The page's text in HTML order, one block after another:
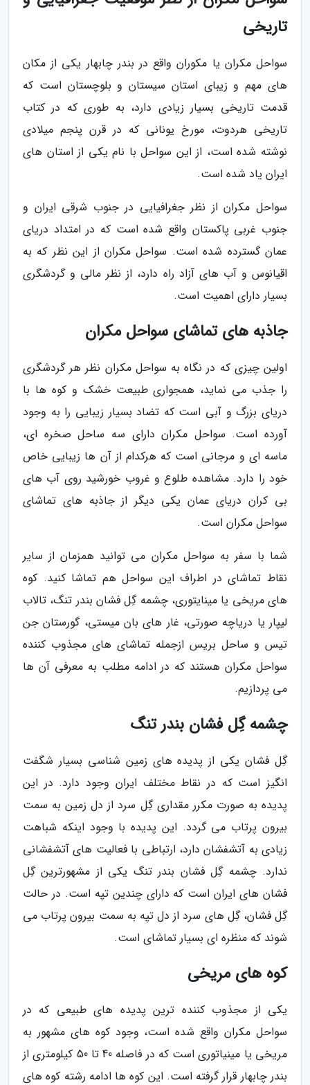
تاریخی
سواحل مکران یا مکوران واقع در بندر چابهار یکی از مکان
های مهم و زیبای استان سیستان و بلوچستان است که
قدمت تاریخی بسیار زیادی دارد، به طوری که در کتاب
تاریخی هردوت، مورخ یونانی که در قرن پنجم میلادی
نوشته شده است، از این سواحل با نام یکی از استان های
ایران یاد شده است.
سواحل مکران از نظر جغرافیایی در جنوب شرقی ایران و
جنوب غربی پاکستان واقع شده است که در امتداد دریای
عمان گسترده شده است. سواحل مکران از این نظر که به
اقیانوس و آب های آزاد راه دارد، از نظر مالی و گردشگری
بسیار دارای اهمیت است.
جاذبه های تماشای سواحل مکران
اولین چیزی که در نگاه به سواحل مکران نظر هر گردشگری
را جذب می نماید، همجواری طبیعت خشک و کوه ها با
دریای بزرگ و آبی است که تضاد بسیار زیبایی را به وجود
آورده است. سواحل مکران دارای سه ساحل صخره ای،
ماسه ای و مرجانی است که هرکدام از آن ها زیبایی خاص
خود را دارد. مشاهده طلوع و غروب خورشید روی آب های
بی کران دریای عمان یکی دیگر از جاذبه های تماشای
سواحل مکران است.
شما با سفر به سواحل مکران می توانید همزمان از سایر
نقاط تماشای در اطراف این سواحل هم تماشا کنید. کوه
های مریخی یا مینایتوری، چشمه گِل فشان بندر تنگ، تالاب
لیپار یا دریاچه صورتی، غار های بان میستی، گورستان جن
تیس و ساحل بریس ازجمله تماشای های مجذوب کننده
سواحل مکران هستند که در ادامه مطلب به معرفی آن ها
می پردازیم.
چشمه گِل فشان بندر تنگ
گِل فشان یکی از پدیده های زمین شناسی بسیار شگفت
انگیز است که در نقاط مختلف ایران وجود دارد. در این
پدیده به صورت مکرر مقداری گِل سرد از دل زمین به سمت
بیرون پرتاب می گردد. این پدیده با وجود اینکه شباهت
زیادی به آتشفشان دارد، ارتباطی با فعالیت های آتشفشانی
ندارد. چشمه گِل فشان بندر تنگ یکی از مشهورترین گِل
فشان های ایران است که دارای چندین تپه است. در حالت
گِل فشان، گِل های سرد از دل تپه به سمت بیرون پرتاب می
شوند که منظره ای بسیار تماشای است.
کوه های مریخی
یکی از مجذوب کننده ترین پدیده های طبیعی که در
سواحل مکران واقع شده است، وجود کوه های مشهور به
مریخی یا مینیاتوری است که در فاصله 40 تا 50 کیلومتری از
بندر چابهار قرار گرفته است. این کوه ها ادامه رشته کوه های